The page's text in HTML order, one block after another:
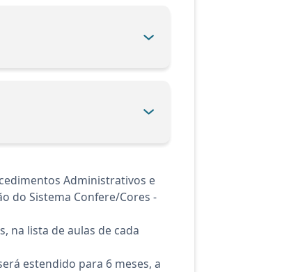
Administrativos e
do Sistema Confere/Cores -
na lista de aulas de cada
estendido para 6 meses, a